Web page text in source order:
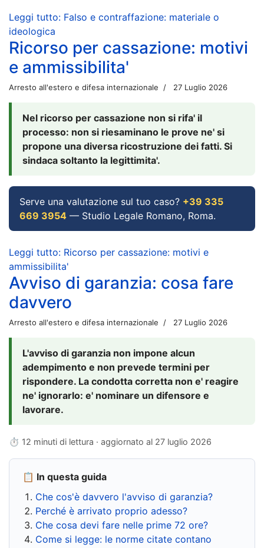
Leggi tutto: Falso e contraffazione: materiale o
ideologica
Ricorso per cassazione: motivi
e ammissibilita'
Arresto all'estero e difesa internazionale 27 Luglio 2026
Nel ricorso per cassazione non si rifa' il
processo: non si riesaminano le prove ne' si
propone una diversa ricostruzione dei fatti. Si
sindaca soltanto la legittimita'.
Serve una valutazione sul tuo caso? +39 335
669 3954 — Studio Legale Romano, Roma.
Leggi tutto: Ricorso per cassazione: motivi e
ammissibilita'
Avviso di garanzia: cosa fare
davvero
Arresto all'estero e difesa internazionale 27 Luglio 2026
L'avviso di garanzia non impone alcun
adempimento e non prevede termini per
rispondere. La condotta corretta non e' reagire
ne' ignorarlo: e' nominare un difensore e
lavorare.
⏱ 12 minuti di lettura · aggiornato al 27 luglio 2026
📋 In questa guida
Che cos'è davvero l'avviso di garanzia?
Perché è arrivato proprio adesso?
Che cosa devi fare nelle prime 72 ore?
Come si legge: le norme citate contano